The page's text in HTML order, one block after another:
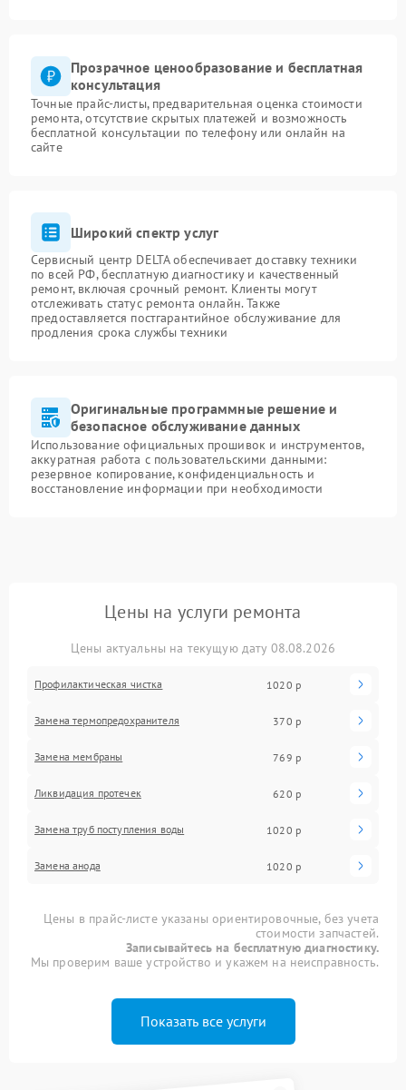
Прозрачное ценообразование и бесплатная
консультация
Точные прайс-листы, предварительная оценка стоимости
ремонта, отсутствие скрытых платежей и возможность
бесплатной консультации по телефону или онлайн на
сайте
Широкий спектр услуг
Сервисный центр DELTA обеспечивает доставку техники
по всей РФ, бесплатную диагностику и качественный
ремонт, включая срочный ремонт. Клиенты могут
отслеживать статус ремонта онлайн. Также
предоставляется постгарантийное обслуживание для
продления срока службы техники
Оригинальные программные решение и
безопасное обслуживание данных
Использование официальных прошивок и инструментов,
аккуратная работа с пользовательскими данными:
резервное копирование, конфиденциальность и
восстановление информации при необходимости
Цены на услуги ремонта
Цены актуальны на текущую дату 08.08.2026
Профилактическая чистка 1020 р
Замена термопредохранителя 370 р
Замена мембраны 769 р
Ликвидация протечек 620 р
Замена труб поступления воды 1020 р
Замена анода 1020 р
Цены в прайс-листе указаны ориентировочные, без учета
стоимости запчастей.
Записывайтесь на бесплатную диагностику.
Мы проверим ваше устройство и укажем на неисправность.
Показать все услуги